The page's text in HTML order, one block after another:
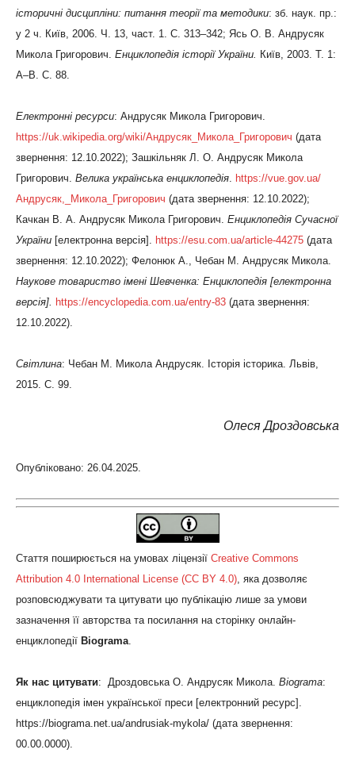
історичні дисципліни: питання теорії та методики: зб. наук. пр.:
у 2 ч. Київ, 2006. Ч. 13, част. 1. С. 313–342; Ясь О. В. Андрусяк
Микола Григорович. Енциклопедія історії України. Київ, 2003. Т. 1:
А–В. С. 88.
Електронні ресурси: Андрусяк Микола Григорович.
https://uk.wikipedia.org/wiki/Андрусяк_Микола_Григорович (дата
звернення: 12.10.2022); Зашкільняк Л. О. Андрусяк Микола
Григорович. Велика українська енциклопедія. https://vue.gov.ua/
Андрусяк,_Микола_Григорович (дата звернення: 12.10.2022);
Качкан В. А. Андрусяк Микола Григорович. Енциклопедія Сучасної
України [електронна версія]. https://esu.com.ua/article-44275 (дата
звернення: 12.10.2022); Фелонюк А., Чебан М. Андрусяк Микола.
Наукове товариство імені Шевченка: Енциклопедія [електронна
версія]. https://encyclopedia.com.ua/entry-83 (дата звернення:
12.10.2022).
Світлина: Чебан М. Микола Андрусяк. Історія історика. Львів,
2015. С. 99.
Олеся Дроздовська
Опубліковано: 26.04.2025.
Стаття поширюється на умовах ліцензії Creative Commons
Attribution 4.0 International License (CC BY 4.0), яка дозволяє
розповсюджувати та цитувати цю публікацію лише за умови
зазначення її авторства та посилання на сторінку онлайн-
енциклопедії Biograma.
Як нас цитувати: Дроздовська О. Андрусяк Микола. Biograma:
енциклопедія імен української преси [електронний ресурс].
https://biograma.net.ua/andrusiak-mykola/ (дата звернення:
00.00.0000).